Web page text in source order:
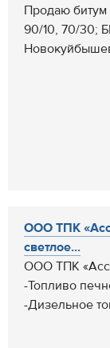
Продаю
90/10, 70/30;
ООО ТПК
светлое...
ООО ТПК
-Топливо
-Дизельное